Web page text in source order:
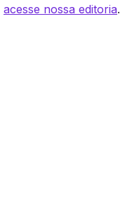
acesse nossa editoria.